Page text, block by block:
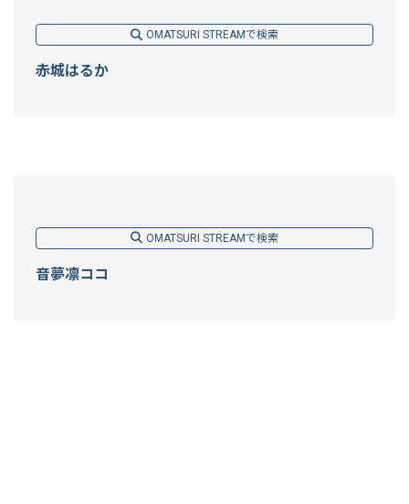
OMATSURI STREAMで検索
赤城はるか
OMATSURI STREAMで検索
音夢凛ココ